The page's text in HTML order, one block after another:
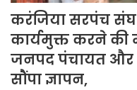
करंजिया सरपंच संघ
कार्यमुक्त करने
जनपद पंचायत और
सौंपा ज्ञापन,